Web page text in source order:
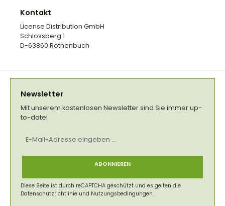
Kontakt
License Distribution GmbH
Schlossberg 1
D-63860 Rothenbuch
Newsletter
Mit unserem kostenlosen Newsletter sind Sie immer up-
to-date!
Mail-
ABONNIEREN
Diese Seite ist durch reCAPTCHA geschützt und es gelten die
Datenschutzrichtlinie und Nutzungsbedingungen.